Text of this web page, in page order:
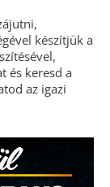
készítjük a
és keresd a
az igazi